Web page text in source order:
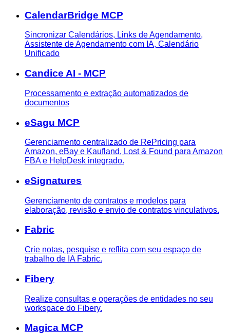
CalendarBridge MCP
Sincronizar Calendários, Links de Agendamento,
Assistente de Agendamento com IA, Calendário
Unificado
Candice AI - MCP
Processamento e extração automatizados de
documentos
eSagu MCP
Gerenciamento centralizado de RePricing para
Amazon, eBay e Kaufland, Lost & Found para Amazon
FBA e HelpDesk integrado.
eSignatures
Gerenciamento de contratos e modelos para
elaboração, revisão e envio de contratos vinculativos.
Fabric
Crie notas, pesquise e reflita com seu espaço de
trabalho de IA Fabric.
Fibery
Realize consultas e operações de entidades no seu
workspace do Fibery.
Magica MCP